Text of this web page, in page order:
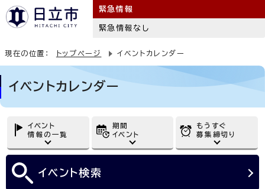
緊急情報
緊急情報なし
現在の位置： トップページ イベントカレンダー
イベントカレンダー
イベント
情報の一覧
期間
イベント
もうすぐ
募集締切り
イベント検索